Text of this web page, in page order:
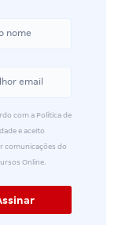
com a Política de
e aceito
comunicações do
Online.